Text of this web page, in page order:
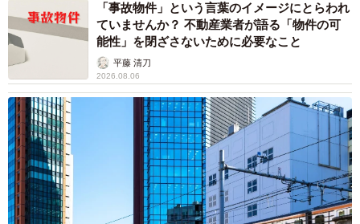
「事故物件」という言葉のイメージにとらわれ
ていませんか？ 不動産業者が語る「物件の可
能性」を閉ざさないために必要なこと
平藤 清刀
2026.08.06